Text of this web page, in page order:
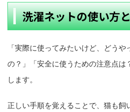
洗濯ネットの使い方
「実際に使ってみたいけど、どう
の？」「安全に使うための注意点は
します。
正しい手順を覚えることで、猫も飼